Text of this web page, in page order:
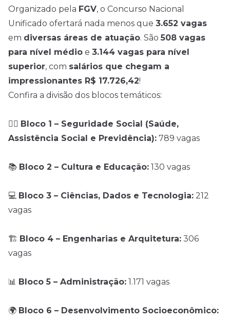
Organizado pela FGV, o Concurso Nacional
Unificado ofertará nada menos que 3.652 vagas
em diversas áreas de atuação. São 508 vagas
para nível médio e 3.144 vagas para nível
superior, com salários que chegam a
impressionantes R$ 17.726,42!
Confira a divisão dos blocos temáticos:
🧑‍⚕️ Bloco 1 – Seguridade Social (Saúde,
Assistência Social e Previdência): 789 vagas
📚 Bloco 2 – Cultura e Educação: 130 vagas
💻 Bloco 3 – Ciências, Dados e Tecnologia: 212
vagas
🏗️ Bloco 4 – Engenharias e Arquitetura: 306
vagas
📊 Bloco 5 – Administração: 1.171 vagas
🌍 Bloco 6 – Desenvolvimento Socioeconômico: